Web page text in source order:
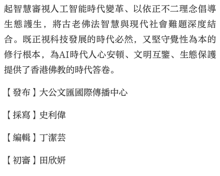
起智慧審視人工智能時代變革、以依正不二理念倡導
生態護生，將古老佛法智慧與現代社會難題深度結
合。既正視科技發展的時代必然，又堅守覺性為本的
修行根本，為AI時代人心安頓、文明互鑒、生態保護
提供了香港佛教的時代答卷。
【發布】大公文匯國際傳播中心
【採寫】史利偉
【編輯】丁潔芸
【初審】田欣妍